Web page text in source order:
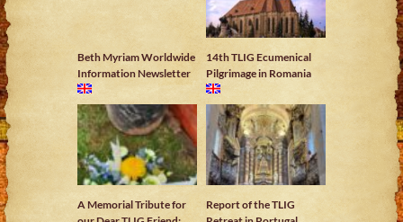
Beth Myriam Worldwide
Information Newsletter
14th TLIG Ecumenical
Pilgrimage in Romania
A Memorial Tribute for
Report of the TLIG